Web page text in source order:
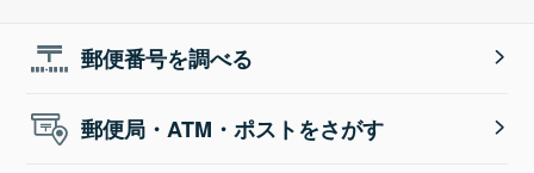
郵便番号を調べる
郵便局・ATM・ポストをさがす